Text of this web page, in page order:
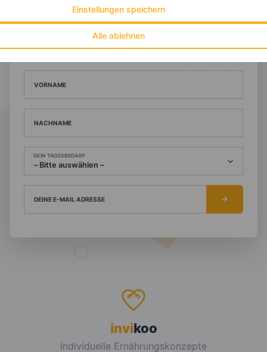
Alle ablehnen
Einstellungen speichern
Rezept-Empfehlungen Viele Insights
Werde Teil von
VORNAME
NACHNAME
DEIN TAGESBEDARF
DEINE E-MAIL ADRESSE
invikoo
Individuelle Ernährungskonzepte